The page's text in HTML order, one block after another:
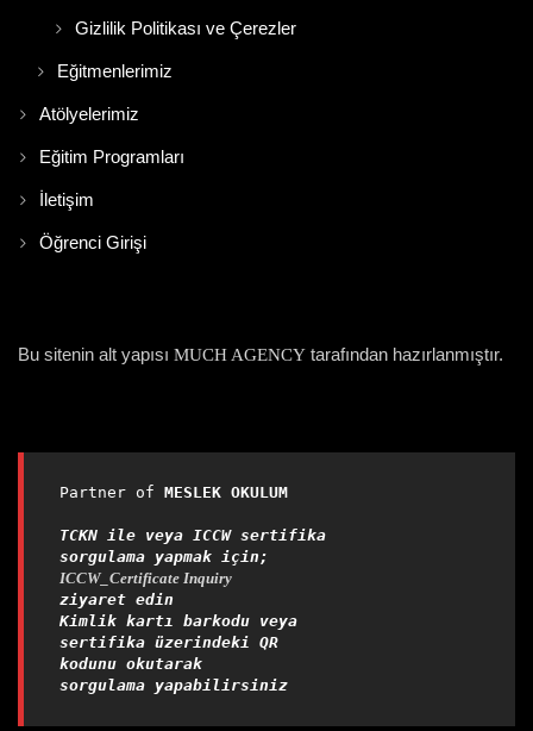
Gizlilik Politikası ve Çerezler
Eğitmenlerimiz
Atölyelerimiz
Eğitim Programları
İletişim
Öğrenci Girişi
Bu sitenin alt yapısı MUCH AGENCY tarafından hazırlanmıştır.
Partner of MESLEK OKULUM
TCKN ile veya ICCW sertifika
sorgulama yapmak için;
ICCW_Certificate Inquiry
ziyaret edin
Kimlik kartı barkodu veya
sertifika üzerindeki QR
kodunu okutarak
sorgulama yapabilirsiniz